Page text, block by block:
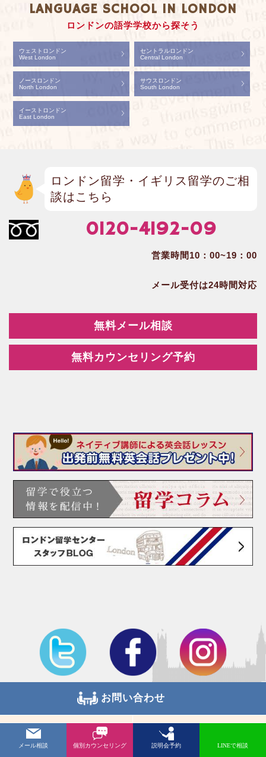
LANGUAGE SCHOOL IN LONDON
ロンドンの語学学校から探そう
ウェストロンドン
West London
セントラルロンドン
Central London
ノースロンドン
North London
サウスロンドン
South London
イーストロンドン
East London
ロンドン留学・イギリス留学のご相
談はこちら
0120-4192-09
営業時間10：00~19：00
メール受付は24時間対応
無料メール相談
無料カウンセリング予約
お問い合わせ
無料カウンセリング予約 無料メール相談
メール相談 個別カウンセリング 説明会予約 LINEで相談